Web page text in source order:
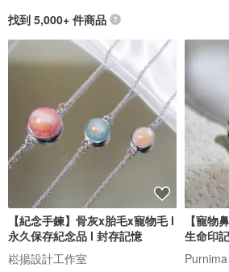
找到 5,000+ 件商品
【紀念手鍊】骨灰x胎毛x寵物毛 l
永久保存紀念品 l 封存記憶
崧揚設計工作室
【寵物
生命印